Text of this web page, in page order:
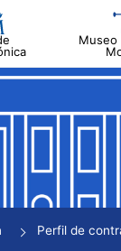
Museo
Perfil de